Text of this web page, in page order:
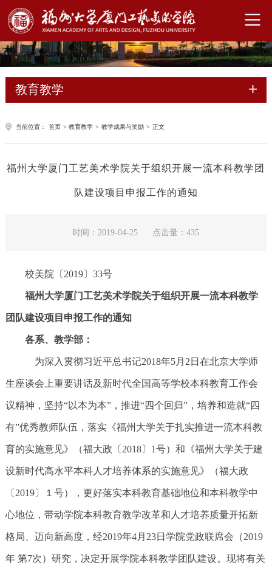
教育教学
当前位置： 首页 > 教育教学 > 教学成果与奖励 > 正文
福州大学厦门工艺美术学院关于组织开展一流本科教学团
队建设项目申报工作的通知
时间：2019-04-25 点击量：435
校美院〔2019〕33号
福州大学厦门工艺美术学院关于组织开展一流本科教学
团队建设项目申报工作的通知
各系、教学部：
为深入贯彻习近平总书记2018年5月2日在北京大学师
生座谈会上重要讲话及新时代全国高等学校本科教育工作会
议精神，坚持“以本为本”，推进“四个回归”，培养和造就“四
有”优秀教师队伍，落实《福州大学关于扎实推进一流本科教
育的实施意见》（福大政〔2018〕1号）和《福州大学关于建
设新时代高水平本科人才培养体系的实施意见》（福大政
〔2019〕１号），更好落实本科教育基础地位和本科教学中
心地位，带动学院本科教育教学改革和人才培养质量开拓新
格局、迈向新高度，经2019年4月23日学院党政联席会（2019
年 第7次）研究，决定开展学院本科教学团队建设。现将有关